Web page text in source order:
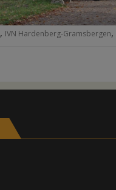
, IVN Hardenberg-Gramsbergen,